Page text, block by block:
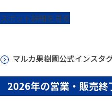
スポット詳細を見る
マルカ果樹園公式インスタ
2026年の営業・販売終